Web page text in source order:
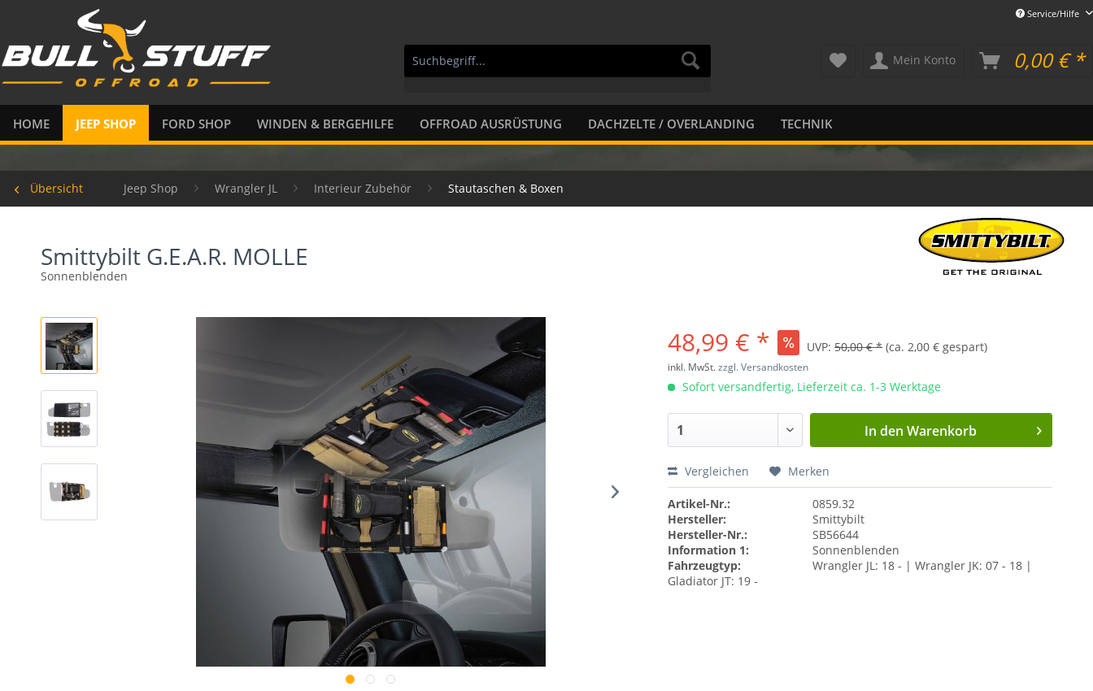
Service/Hilfe
Mein Konto 0,00 € *
HOME JEEP SHOP FORD SHOP WINDEN & BERGEHILFE OFFROAD AUSRÜSTUNG DACHZELTE / OVERLANDING TECHNIK
Übersicht Jeep Shop Wrangler JL Interieur Zubehör Stautaschen & Boxen
Smittybilt G.E.A.R. MOLLE
Sonnenblenden
48,99 € * UVP:50,00 € *(ca. 2,00 € gespart)
inkl. MwSt.zzgl. Versandkosten
Sofort versandfertig, Lieferzeit ca. 1-3 Werktage
In den Warenkorb
Vergleichen Merken
Artikel-Nr.:
0859.32
Hersteller:
Smittybilt
Hersteller-Nr.:
SB56644
Information 1:
Sonnenblenden
Fahrzeugtyp:
Wrangler JL: 18 - | Wrangler JK: 07 - 18 |
Gladiator JT: 19 -